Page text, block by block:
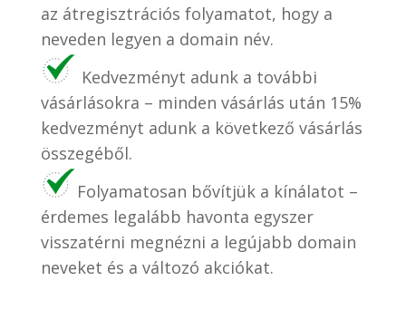
az átregisztrációs folyamatot, hogy a
neveden legyen a domain név.
Kedvezményt adunk a további
vásárlásokra – minden vásárlás után 15%
kedvezményt adunk a következő vásárlás
összegéből.
Folyamatosan bővítjük a kínálatot –
érdemes legalább havonta egyszer
visszatérni megnézni a legújabb domain
neveket és a változó akciókat.